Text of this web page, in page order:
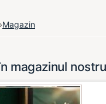
›Magazin
magazinul nostru